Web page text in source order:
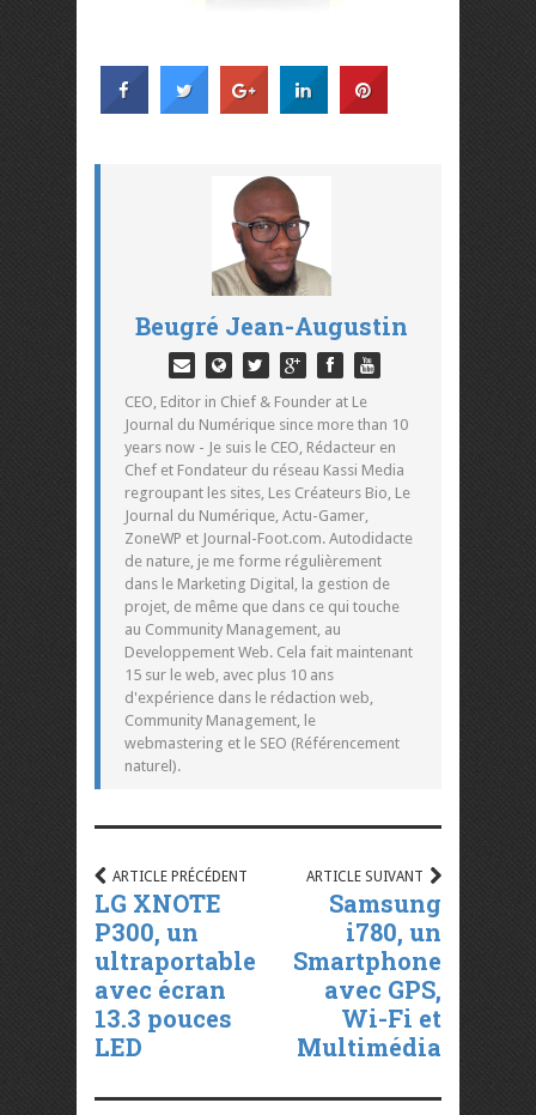
Beugré Jean-Augustin
CEO, Editor in Chief & Founder at Le
Journal du Numérique since more than 10
years now - Je suis le CEO, Rédacteur en
Chef et Fondateur du réseau Kassi Media
regroupant les sites, Les Créateurs Bio, Le
Journal du Numérique, Actu-Gamer,
ZoneWP et Journal-Foot.com. Autodidacte
de nature, je me forme régulièrement
dans le Marketing Digital, la gestion de
projet, de même que dans ce qui touche
au Community Management, au
Developpement Web. Cela fait maintenant
15 sur le web, avec plus 10 ans
d'expérience dans le rédaction web,
Community Management, le
webmastering et le SEO (Référencement
naturel).
ARTICLE PRÉCÉDENT
LG XNOTE
P300, un
ultraportable
avec écran
13.3 pouces
LED
ARTICLE SUIVANT
Samsung
i780, un
Smartphone
avec GPS,
Wi-Fi et
Multimédia